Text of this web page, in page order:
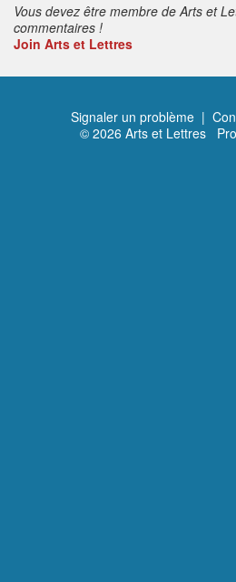
Vous devez être membre de Arts et
commentaires !
Join Arts et Lettres
Signaler un problème |
© 2026 Arts et Lettres